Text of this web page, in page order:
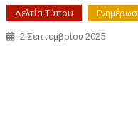
Δελτία Τύπου
2 Σεπτεμβρίου 2025